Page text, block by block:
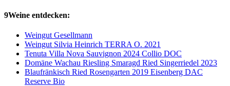
9Weine entdecken:
Weingut Gesellmann
Weingut Silvia Heinrich TERRA O. 2021
Tenuta Villa Nova Sauvignon 2024 Collio DOC
Domäne Wachau Riesling Smaragd Ried Singerriedel 2023
Blaufränkisch Ried Rosengarten 2019 Eisenberg DAC
Reserve Bio